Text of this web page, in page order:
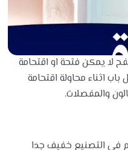
لا يمكن فتحة او اقتحامة
اثناء محاولة اقتحامة
والمفصلات.
فى التصنيع خفيف جدا